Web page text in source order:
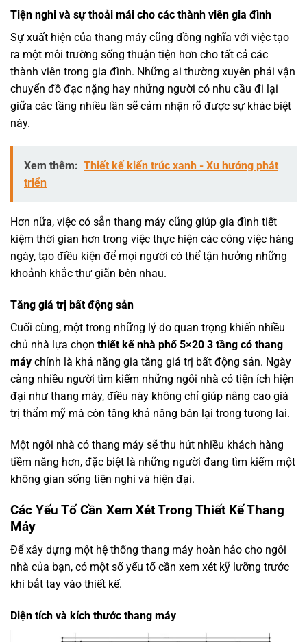
Tiện nghi và sự thoải mái cho các thành viên gia đình
Sự xuất hiện của thang máy cũng đồng nghĩa với việc tạo
ra một môi trường sống thuận tiện hơn cho tất cả các
thành viên trong gia đình. Những ai thường xuyên phải vận
chuyển đồ đạc nặng hay những người có nhu cầu đi lại
giữa các tầng nhiều lần sẽ cảm nhận rõ được sự khác biệt
này.
Xem thêm: Thiết kế kiến trúc xanh - Xu hướng phát
triển
Hơn nữa, việc có sẵn thang máy cũng giúp gia đình tiết
kiệm thời gian hơn trong việc thực hiện các công việc hàng
ngày, tạo điều kiện để mọi người có thể tận hưởng những
khoảnh khắc thư giãn bên nhau.
Tăng giá trị bất động sản
Cuối cùng, một trong những lý do quan trọng khiến nhiều
chủ nhà lựa chọn thiết kế nhà phố 5×20 3 tầng có thang
máy chính là khả năng gia tăng giá trị bất động sản. Ngày
càng nhiều người tìm kiếm những ngôi nhà có tiện ích hiện
đại như thang máy, điều này không chỉ giúp nâng cao giá
trị thẩm mỹ mà còn tăng khả năng bán lại trong tương lai.
Một ngôi nhà có thang máy sẽ thu hút nhiều khách hàng
tiềm năng hơn, đặc biệt là những người đang tìm kiếm một
không gian sống tiện nghi và hiện đại.
Các Yếu Tố Cần Xem Xét Trong Thiết Kế Thang
Máy
Để xây dựng một hệ thống thang máy hoàn hảo cho ngôi
nhà của bạn, có một số yếu tố cần xem xét kỹ lưỡng trước
khi bắt tay vào thiết kế.
Diện tích và kích thước thang máy